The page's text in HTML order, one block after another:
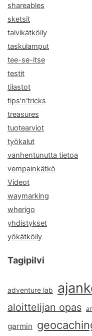
shareables
sketsit
talvikätköily
taskulamput
tee-se-itse
testit
tilastot
tips'n'tricks
treasures
tuotearviot
työkalut
vanhentunutta tietoa
vempainkätkö
Videot
waymarking
wherigo
yhdistykset
yökätköily
Tagipilvi
adventure lab
aloittelijan opas
garmin